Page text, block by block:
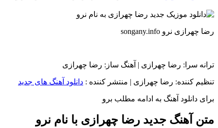
رضا چهرازی نرو songany.info
ترانه سرا: رضا چهرازی | آهنگ ساز: رضا چهرازی
تنظیم کننده: رضا چهرازی | منتشر کننده : دانلود آهنگ های جدید
برای دانلود آهنگ به ادامه مطلب برو
متن آهنگ جدید رضا چهرازی با نام نرو